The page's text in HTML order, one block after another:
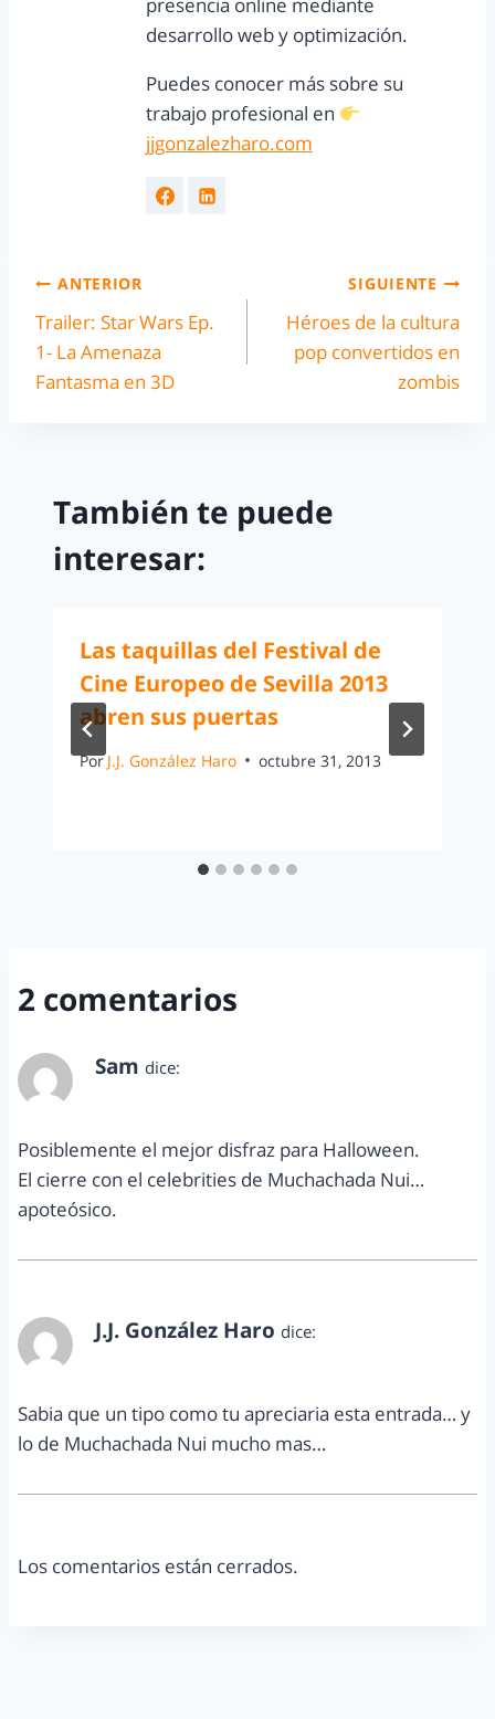
presencia online mediante
desarrollo web y optimización.
Puedes conocer más sobre su
trabajo profesional en
jjgonzalezharo.com
ANTERIOR
Trailer: Star Wars Ep.
1- La Amenaza
Fantasma en 3D
SIGUIENTE
Héroes de la cultura
pop convertidos en
zombis
También te puede
interesar:
Las taquillas del Festival de
Cine Europeo de Sevilla 2013
abren sus puertas
Por J.J. González Haro octubre 31, 2013
2 comentarios
Sam dice:
Posiblemente el mejor disfraz para Halloween.
El cierre con el celebrities de Muchachada Nui…
apoteósico.
J.J. González Haro dice:
Sabia que un tipo como tu apreciaria esta entrada… y
lo de Muchachada Nui mucho mas…
Los comentarios están cerrados.